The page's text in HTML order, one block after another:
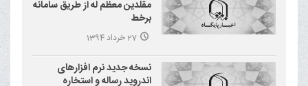
مقلدین معظم له از طریق سامانه
برخط
27 خرداد 1394
نسخه جدید نرم افزارهای
اندروید رساله و استخاره